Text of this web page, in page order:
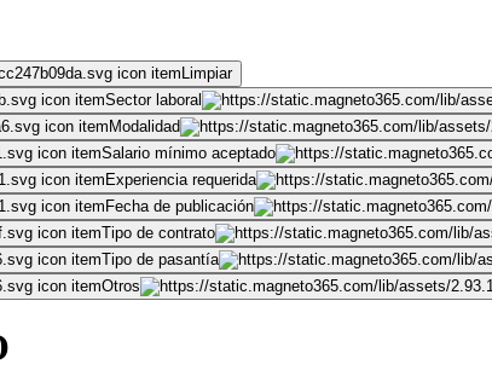
Limpiar
Sector laboral
Modalidad
Salario mínimo aceptado
Experiencia requerida
Fecha de publicación
Tipo de contrato
Tipo de pasantía
Otros